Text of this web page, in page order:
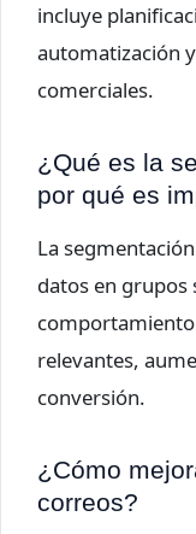
incluye
automatización
comerciales.
¿Qué es la
por qué es
La
datos en grupos
relevantes,
conversión.
¿Cómo
correos?